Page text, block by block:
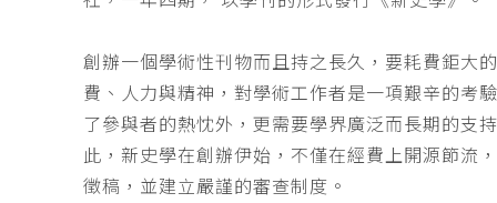
創辦一個學術性刊物而且持之長久，要耗費鉅大
費、人力與精神，對學術工作者是一項艱辛的考
了參與者的熱忱外，更需要學界廣泛而長期的支
此，新史學在創辦伊始，不僅在經費上開源節流
徵稿，並建立嚴謹的審查制度。